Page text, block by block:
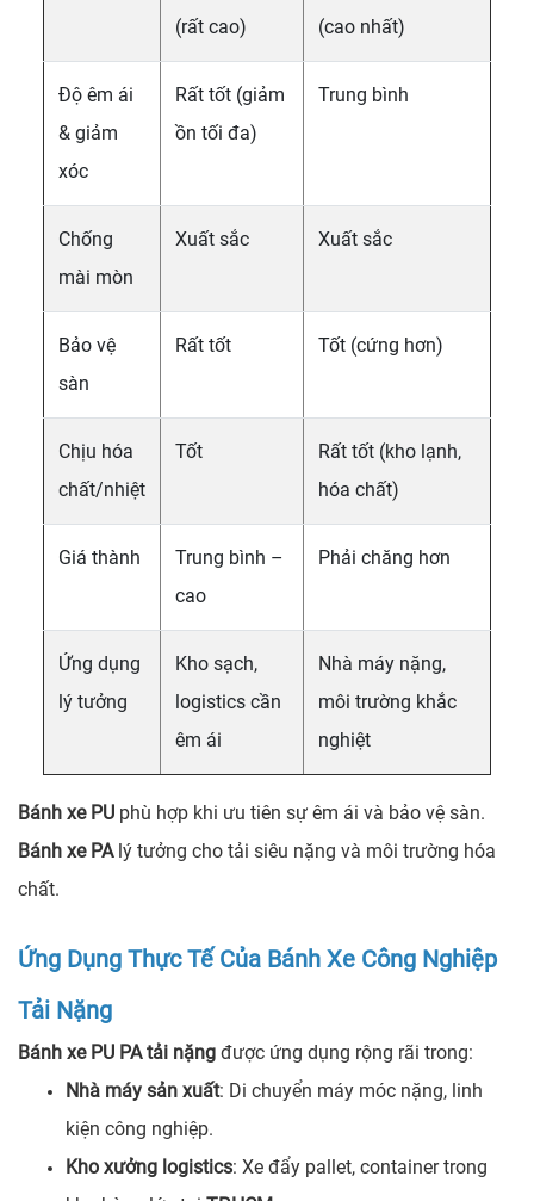
(rất cao) (cao nhất)
Độ êm ái
& giảm
xóc
Rất tốt (giảm
ồn tối đa)
Trung bình
Chống
mài mòn
Xuất sắc Xuất sắc
Bảo vệ
sàn
Rất tốt Tốt (cứng hơn)
Chịu hóa
chất/nhiệt
Tốt
Rất tốt (kho lạnh,
hóa chất)
Giá thành
Trung bình –
cao
Phải chăng hơn
Ứng dụng
lý tưởng
Kho sạch,
logistics cần
êm ái
Nhà máy nặng,
môi trường khắc
nghiệt
Bánh xe PU phù hợp khi ưu tiên sự êm ái và bảo vệ sàn.
Bánh xe PAlý tưởng cho tải siêu nặng và môi trường hóa
chất.
Ứng Dụng Thực Tế Của Bánh Xe Công Nghiệp
Tải Nặng
Bánh xe PU PA tải nặng được ứng dụng rộng rãi trong:
Nhà máy sản xuất: Di chuyển máy móc nặng, linh
kiện công nghiệp.
Kho xưởng logistics: Xe đẩy pallet, container trong